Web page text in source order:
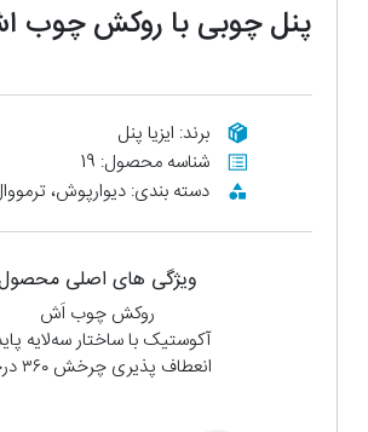
پنل چوبی با روکش چوب
برند: ایزیا پنل
شناسه محصول: 19
دسته بندی: دیوارپوش،
ویژگی های اصلی
روکش چوب اَش
آکوستیک با ساختار سه‌لایه
انعطاف پذیری چرخش ۳۶۰ درجه